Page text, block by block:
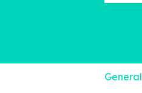
General